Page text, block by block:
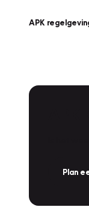
APK
Plan